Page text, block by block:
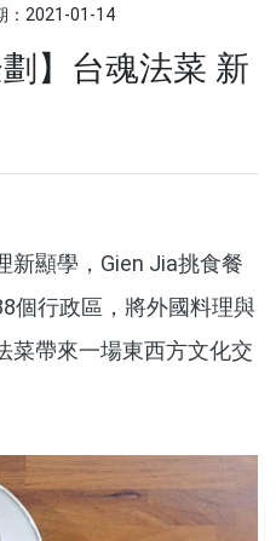
：2021-01-14
】台魂法菜 新
顯學，Gien Jia挑食餐
個行政區，將外國料理與
菜帶來一場東西方文化交